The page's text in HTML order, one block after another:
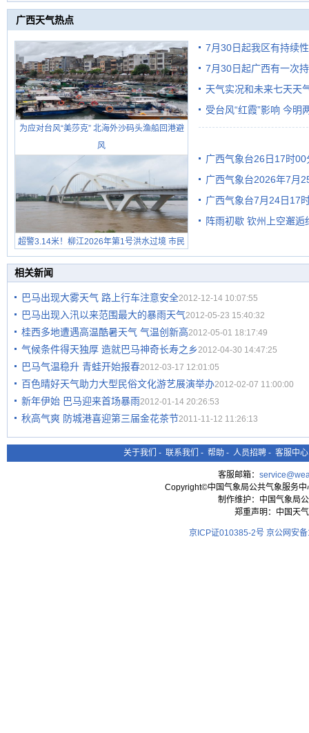
广西天气热点
为应对台风“美莎克” 北海外沙码头渔船回港避
风
超警3.14米！柳江2026年第1号洪水过境 市民
在堤岸见证汛况
7月30日起我区有持续
7月30日起广西有一次
天气实况和未来七天天
受台风“红霞”影响 今明
广西气象台26日17时
广西气象台2026年7月
级预警
广西气象台7月24日17
阵雨初歇 钦州上空邂逅
相关新闻
巴马出现大雾天气 路上行车注意安全2012-12-14 10:07:55
巴马出现入汛以来范围最大的暴雨天气2012-05-23 15:40:32
桂西多地遭遇高温酷暑天气 气温创新高2012-05-01 18:17:49
气候条件得天独厚 造就巴马神奇长寿之乡2012-04-30 14:47:25
巴马气温稳升 青蛙开始报春2012-03-17 12:01:05
百色晴好天气助力大型民俗文化游艺展演举办2012-02-07 11:00:00
新年伊始 巴马迎来首场暴雨2012-01-14 20:26:53
秋高气爽 防城港喜迎第三届金花茶节2011-11-12 11:26:13
关于我们 - 联系我们 - 帮助 - 人员招聘 - 客服中心
客服邮箱：
Copyright©中国气象局公共气象服务
制作维护：中国气象局
郑重声明：中国天
京ICP证010385-2号 京公网安